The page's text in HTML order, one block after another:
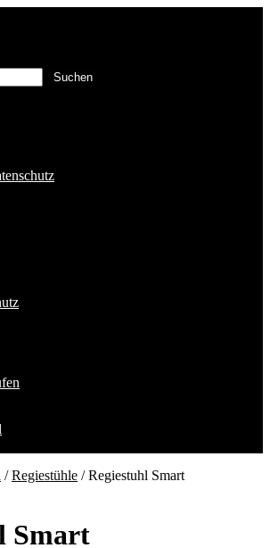
Suchen
/Regiestühle /Regiestuhl Smart
Smart